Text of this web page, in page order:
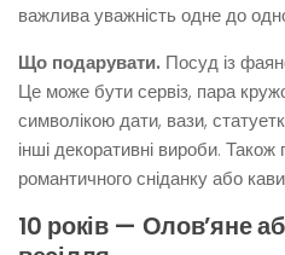
важлива уважність одне до
Що подарувати. Посуд із
Це може бути сервіз, пара
символікою дати, вази,
інші декоративні вироби. Також
романтичного сніданку або
10 років — Олов’яне